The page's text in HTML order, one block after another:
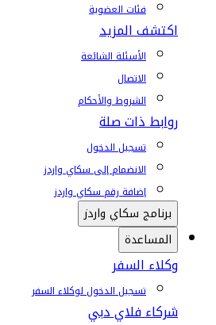
فئات العضوية
اكتشف المزيد
الأسئلة الشائعة
الاتصال
الشروط والأحكام
روابط ذات صلة
تسجيل الدخول
الانضمام إلى سكاي واردز
إضافة رقم سكاي واردز
برنامج سكاي واردز
المساعدة
وكلاء السفر
تسجيل الدخول لوكلاء السفر
شركاء فلاي دبي